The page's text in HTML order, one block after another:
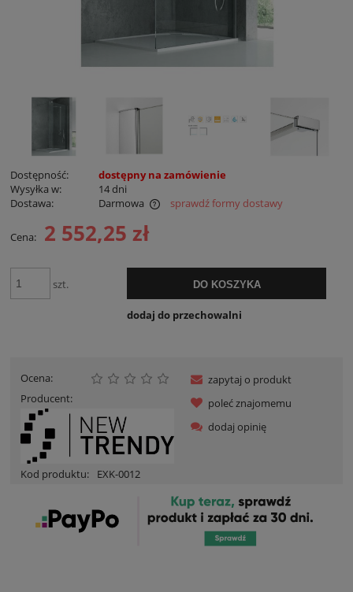
Dostępność:
dostępny na zamówienie
Wysyłka w:
14 dni
Dostawa:
Darmowa
sprawdź formy dostawy
Cena: 2 552,25 zł
szt. DO KOSZYKA
dodaj do przechowalni
Ocena:
Producent:
Kod produktu: EXK-0012
zapytaj o produkt
poleć znajomemu
dodaj opinię